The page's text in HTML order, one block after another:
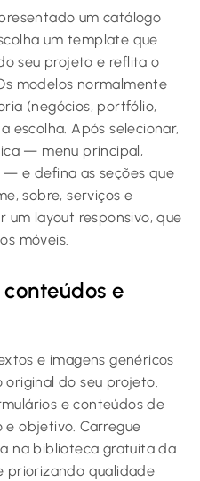
um catálogo
um template que
seu projeto e reflita o
modelos normalmente
(negócios, portfólio,
escolha. Após selecionar,
— menu principal,
e defina as seções que
sobre, serviços e
layout responsivo, que
móveis.
e
e imagens genéricos
do seu projeto.
e conteúdos de
objetivo. Carregue
na biblioteca gratuita da
priorizando qualidade